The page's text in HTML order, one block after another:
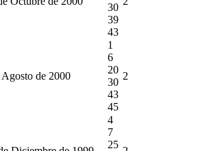
30
39
43
de 2000
1
6
20
30
43
45
2
4
7
25